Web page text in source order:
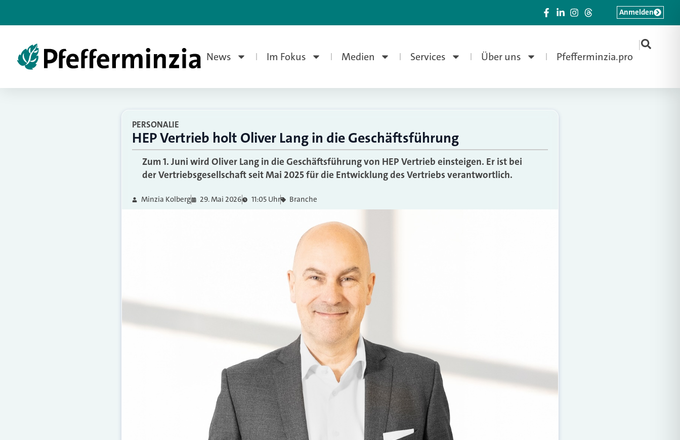
News Im Fokus Medien Services Über uns Pfefferminzia.pro
|
Anmelden
PERSONALIE
HEP Vertrieb holt Oliver Lang in die Geschäftsführung
Zum 1. Juni wird Oliver Lang in die Geschäftsführung von HEP Vertrieb einsteigen. Er ist bei
der Vertriebsgesellschaft seit Mai 2025 für die Entwicklung des Vertriebs verantwortlich.
Minzia Kolberg 29. Mai 2026 11:05 Uhr Branche